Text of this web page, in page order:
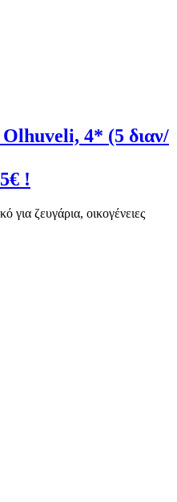
4* (5 διαν/
!
για ζευγάρια, οικογένειες